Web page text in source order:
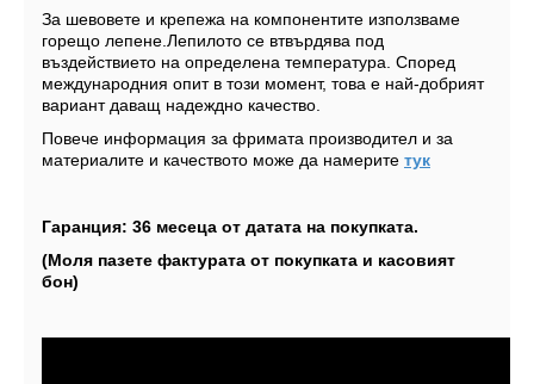
За шевовете и крепежа на компонентите използваме
горещо лепене.Лепилото се втвърдява под
въздействието на определена температура. Според
международния опит в този момент, това е най-добрият
вариант даващ надеждно качество.
Повече информация за фримата производител и за
материалите и качеството може да намерите тук
Гаранция: 36 месеца от датата на покупката.
(Моля пазете фактурата от покупката и касовият
бон)